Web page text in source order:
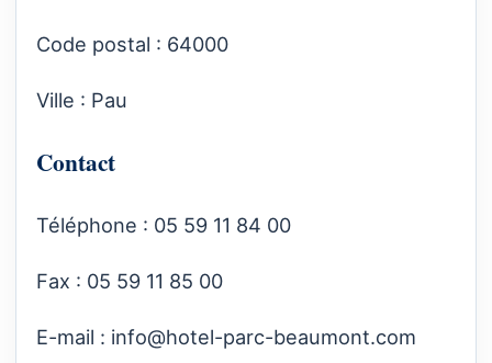
Code postal : 64000
Ville : Pau
Contact
Téléphone : 05 59 11 84 00
Fax : 05 59 11 85 00
E-mail : info@hotel-parc-beaumont.com